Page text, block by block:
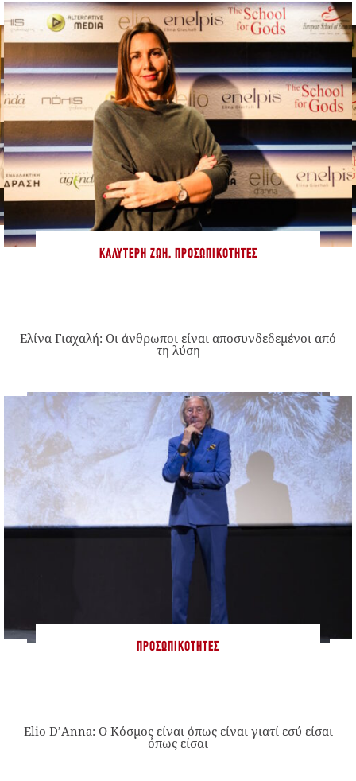
ΚΑΛΎΤΕΡΗ ΖΩΉ, ΠΡΟΣΩΠΙΚΌΤΗΤΕΣ
Ελίνα Γιαχαλή: Οι άνθρωποι είναι αποσυνδεδεμένοι από
τη λύση
ΠΡΟΣΩΠΙΚΌΤΗΤΕΣ
Elio D’Anna: Ο Κόσμος είναι όπως είναι γιατί εσύ είσαι
όπως είσαι